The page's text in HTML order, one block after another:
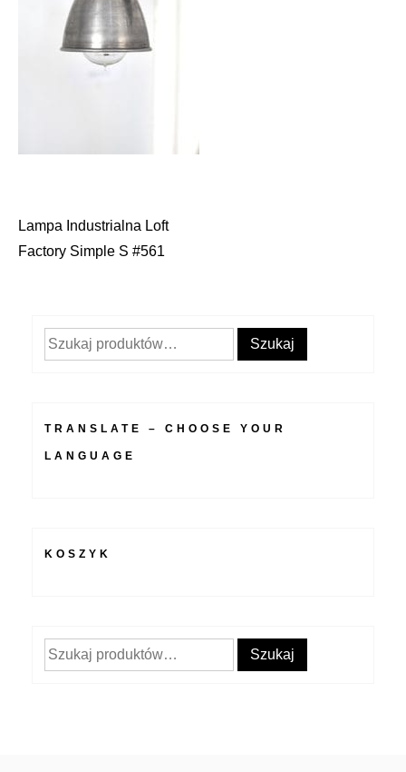
Nawigacja
Lampa Industrialna Loft
Factory Simple S #561
Szukaj: Szukaj
TRANSLATE – CHOOSE YOUR
LANGUAGE
KOSZYK
Szukaj: Szukaj